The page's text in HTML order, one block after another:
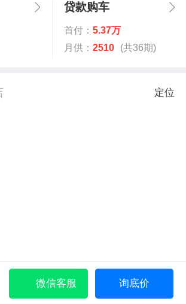
贷款购车
首付： 5.37万
月供： 2510 (共36期)
定位
微信客服 询底价